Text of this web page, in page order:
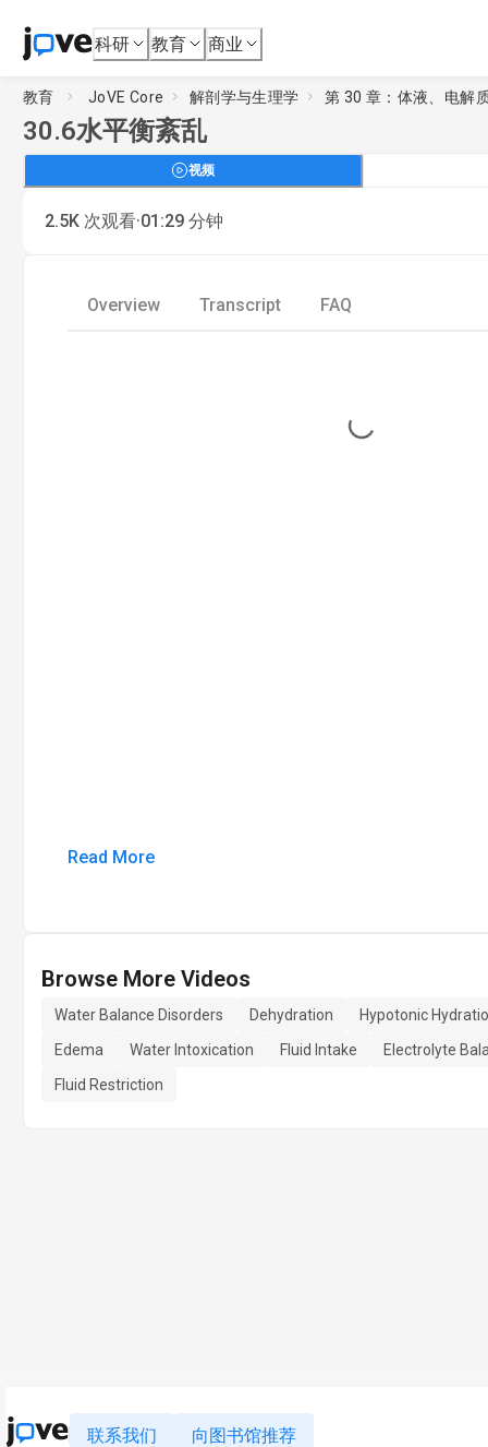
科研 教育 商业
教育 JoVE Core 解剖学与生理学 第 30 章：体液、电解
30.6水平衡紊乱
视频
2.5K 次观看·01:29 分钟
Overview Transcript FAQ
Loading...
Read More
Browse More Videos
Water Balance Disorders Dehydration
Hypotonic
Edema
Water Intoxication Fluid Intake
Electrolyte
Fluid Restriction
联系我们 向图书馆推荐